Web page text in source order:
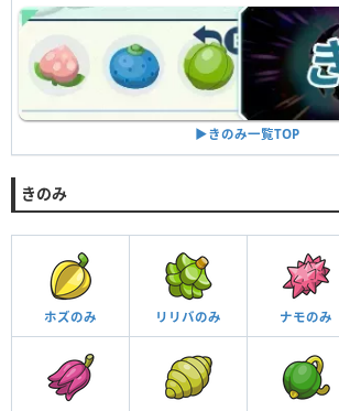
▶︎きのみ一覧TOP
きのみ
ホズのみ リリバのみ ナモのみ